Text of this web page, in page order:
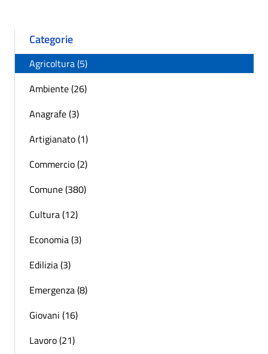
Categorie
Agricoltura (5)
Ambiente (26)
Anagrafe (3)
Artigianato (1)
Commercio (2)
Comune (380)
Cultura (12)
Economia (3)
Edilizia (3)
Emergenza (8)
Giovani (16)
Lavoro (21)